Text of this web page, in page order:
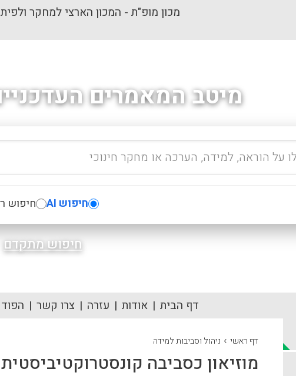
מכון מופ"ת - המכון הארצי למחקר
מיטב המאמרים
חיפוש AI חיפוש
חיפוש מתקדם
דף הבית אודות עזרה צרו קשר
דף ראשי › ניהול וסביבות למידה
מוזיאון כסביבה